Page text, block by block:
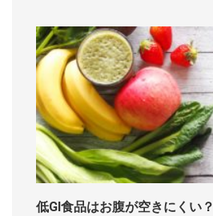
低GI食品はお腹が空きにくい？